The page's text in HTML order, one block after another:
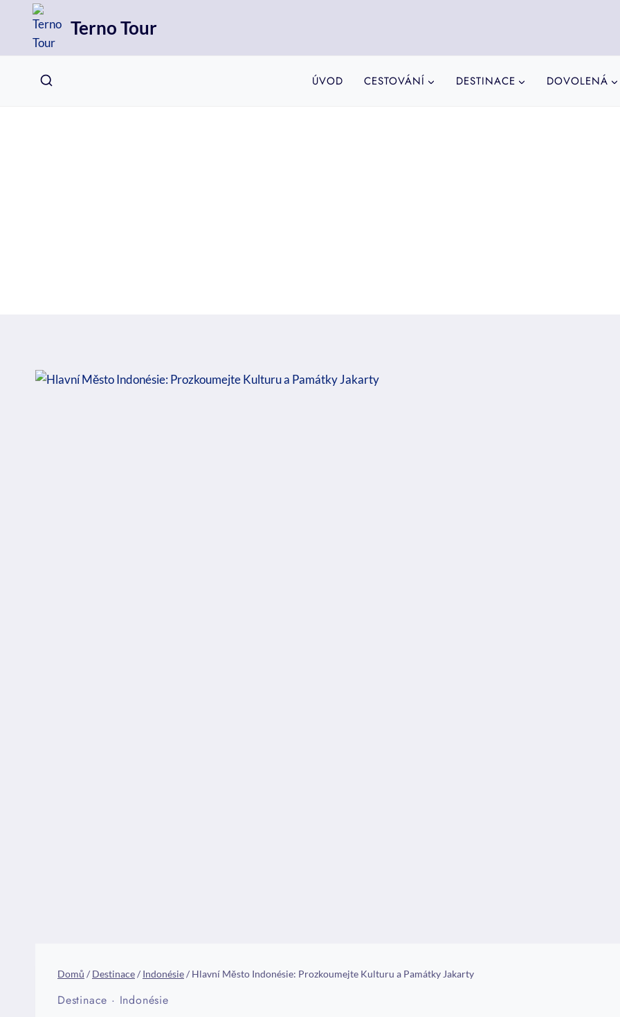
Přeskočit
Terno Tour
ÚVOD CESTOVÁNÍ DESTINACE DOVOLENÁ
Domů / Destinace/ Indonésie/ Hlavní Město Indonésie: Prozkoumejte Kulturu a Památky Jakarty
Destinace · Indonésie